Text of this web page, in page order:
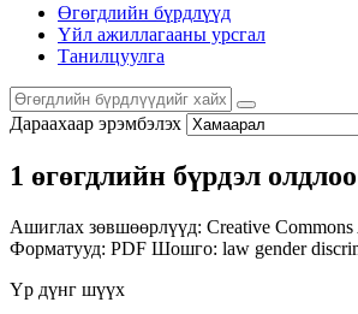
Өгөгдлийн бүрдлүүд
Үйл ажиллагааны урсгал
Танилцуулга
Дараахаар эрэмбэлэх
1 өгөгдлийн бүрдэл олдлоо
Ашиглах зөвшөөрлүүд: Creative
Форматууд: PDF Шошго: law gender
Үр дүнг шүүх